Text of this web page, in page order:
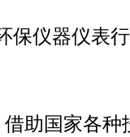
仪器仪表行
助国家各